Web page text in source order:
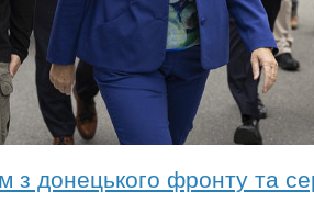
з донецького фронту та